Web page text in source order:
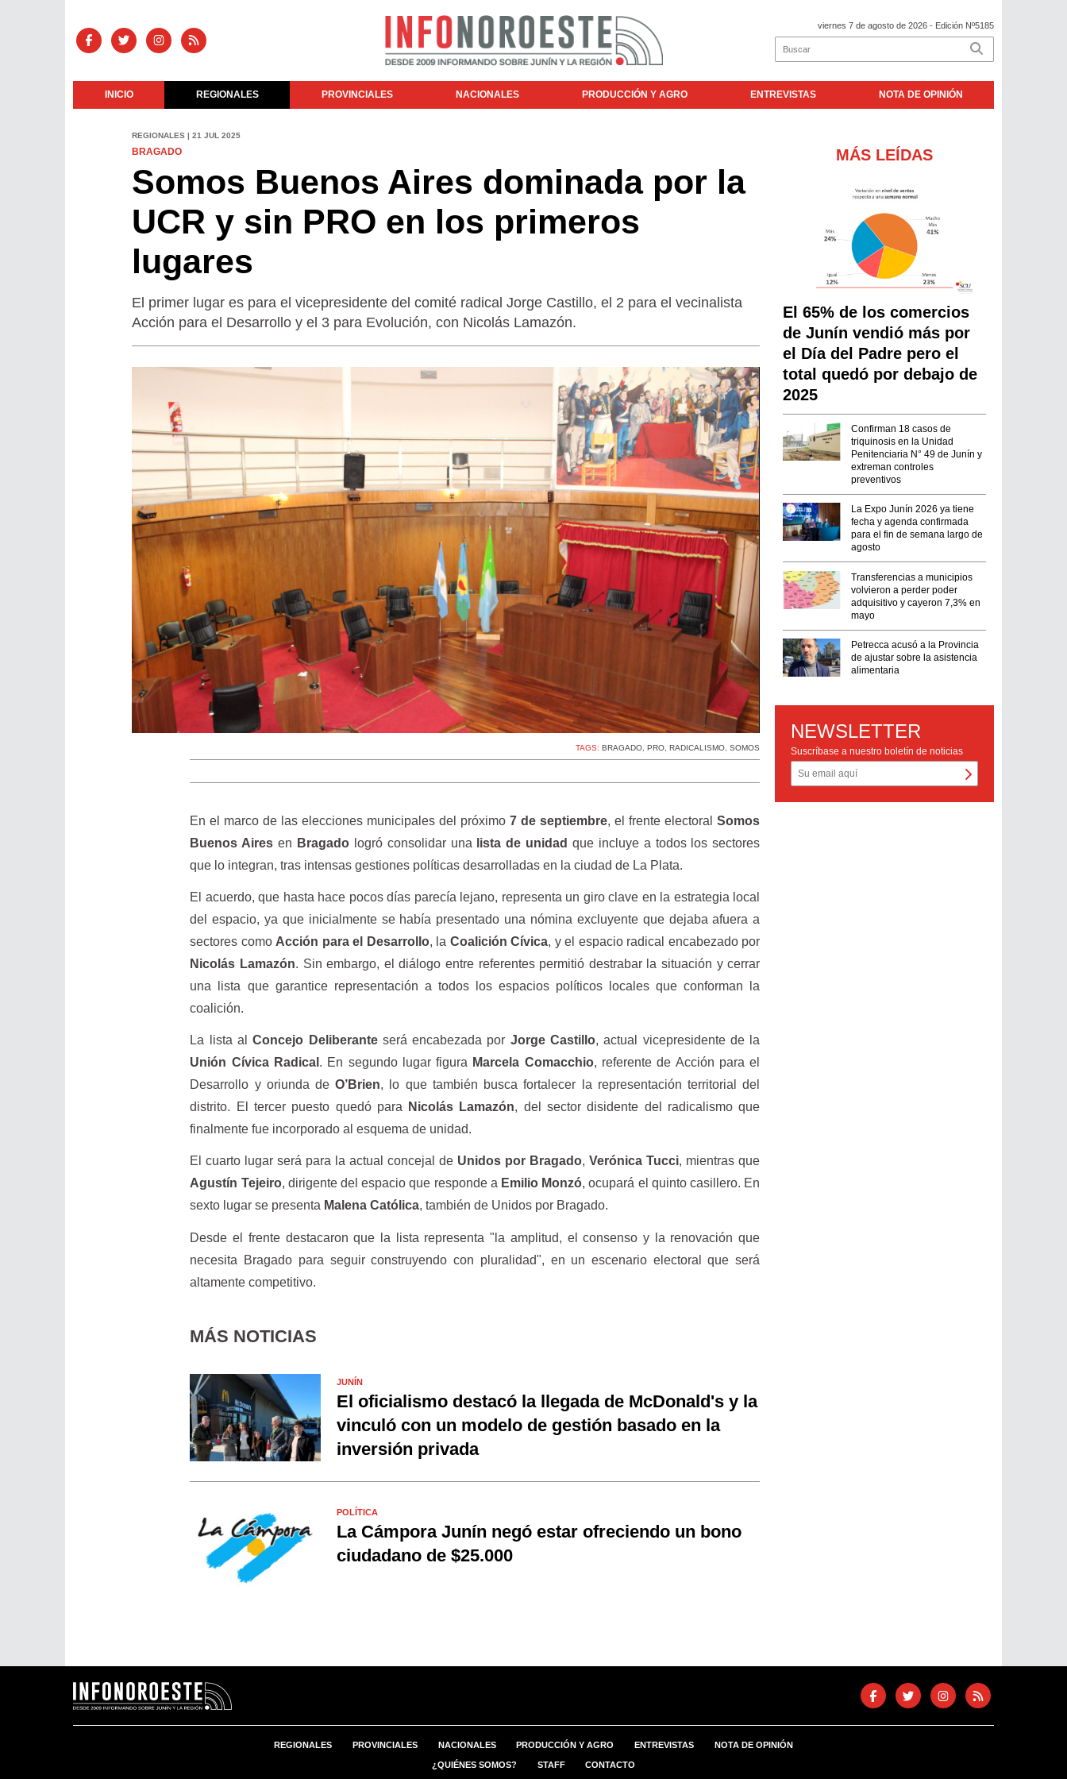
viernes 7 de agosto de 2026 - Edición Nº5185
INICIO REGIONALES PROVINCIALES NACIONALES PRODUCCIÓN Y AGRO ENTREVISTAS NOTA DE OPINIÓN
REGIONALES | 21 JUL 2025
BRAGADO
Somos Buenos Aires dominada por la
UCR y sin PRO en los primeros
lugares
El primer lugar es para el vicepresidente del comité radical Jorge Castillo, el 2 para el vecinalista
Acción para el Desarrollo y el 3 para Evolución, con Nicolás Lamazón.
TAGS:BRAGADO ,PRO ,RADICALISMO ,SOMOS
En el marco de las elecciones municipales del próximo7 de septiembre, el frente electoralSomos
Buenos Aires en Bragadologró consolidar una lista de unidad que incluye a todos los sectores
que lo integran, tras intensas gestiones políticas desarrolladas en la ciudad de La Plata.
El acuerdo, que hasta hace pocos días parecía lejano, representa un giro clave en la estrategia local
del espacio, ya que inicialmente se había presentado una nómina excluyente que dejaba afuera a
sectores como Acción para el Desarrollo, la Coalición Cívica, y el espacio radical encabezado por
Nicolás Lamazón. Sin embargo, el diálogo entre referentes permitió destrabar la situación y cerrar
una lista que garantice representación a todos los espacios políticos locales que conforman la
coalición.
La lista alConcejo Deliberanteserá encabezada por Jorge Castillo, actual vicepresidente de la
Unión Cívica Radical . En segundo lugar figura Marcela Comacchio, referente de Acción para el
Desarrollo y oriunda deO’Brien, lo que también busca fortalecer la representación territorial del
distrito. El tercer puesto quedó para
Nicolás Lamazón, del sector disidente del radicalismo que
finalmente fue incorporado al esquema de unidad.
El cuarto lugar será para la actual concejal de Unidos por Bragado,Verónica Tucci, mientras que
Agustín Tejeiro, dirigente del espacio que responde a Emilio Monzó, ocupará el quinto casillero. En
sexto lugar se presenta Malena Católica, también de Unidos por Bragado.
Desde el frente destacaron que la lista representa "la amplitud, el consenso y la renovación que
necesita Bragado para seguir construyendo con pluralidad", en un escenario electoral que será
altamente competitivo.
MÁS NOTICIAS
JUNÍN
El oficialismo destacó la llegada de McDonald's y la
vinculó con un modelo de gestión basado en la
inversión privada
POLÍTICA
La Cámpora Junín negó estar ofreciendo un bono
ciudadano de $25.000
MÁS LEÍDAS
El 65% de los comercios
de Junín vendió más por
el Día del Padre pero el
total quedó por debajo de
2025
Confirman 18 casos de
triquinosis en la Unidad
Penitenciaria N° 49 de Junín y
extreman controles
preventivos
La Expo Junín 2026 ya tiene
fecha y agenda confirmada
para el fin de semana largo de
agosto
Transferencias a municipios
volvieron a perder poder
adquisitivo y cayeron 7,3% en
mayo
Petrecca acusó a la Provincia
de ajustar sobre la asistencia
alimentaria
NEWSLETTER
Suscríbase a nuestro boletín de noticias
REGIONALES PROVINCIALES NACIONALES PRODUCCIÓN Y AGRO ENTREVISTAS NOTA DE OPINIÓN
¿QUIÉNES SOMOS? STAFF CONTACTO